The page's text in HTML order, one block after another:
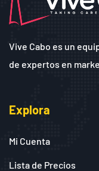
Vive Cabo es un
de expertos en
Explora
Mi Cuenta
Lista de Precios